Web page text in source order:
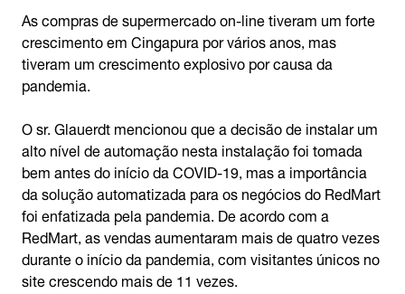
As compras de supermercado on-line tiveram um forte
crescimento em Cingapura por vários anos, mas
tiveram um crescimento explosivo por causa da
pandemia.
O sr. Glauerdt mencionou que a decisão de instalar um
alto nível de automação nesta instalação foi tomada
bem antes do início da COVID-19, mas a importância
da solução automatizada para os negócios do RedMart
foi enfatizada pela pandemia. De acordo com a
RedMart, as vendas aumentaram mais de quatro vezes
durante o início da pandemia, com visitantes únicos no
site crescendo mais de 11 vezes.